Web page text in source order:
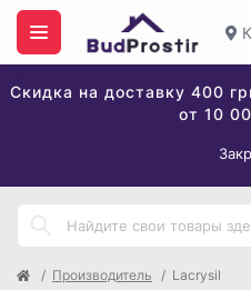
Скидка на доставку 400
от 10
Производитель Lacrysil